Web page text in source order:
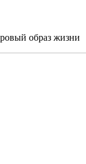
образ жизни